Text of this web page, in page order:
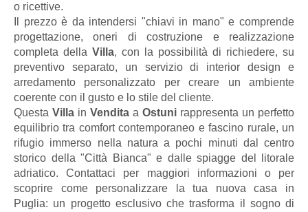
o ricettive.
Il prezzo è da intendersi "chiavi in mano" e comprende
progettazione, oneri di costruzione e realizzazione
completa della Villa, con la possibilità di richiedere, su
preventivo separato, un servizio di interior design e
arredamento personalizzato per creare un ambiente
coerente con il gusto e lo stile del cliente.
Questa Villa in Vendita a Ostuni rappresenta un perfetto
equilibrio tra comfort contemporaneo e fascino rurale, un
rifugio immerso nella natura a pochi minuti dal centro
storico della "Città Bianca" e dalle spiagge del litorale
adriatico. Contattaci per maggiori informazioni o per
scoprire come personalizzare la tua nuova casa in
Puglia: un progetto esclusivo che trasforma il sogno di